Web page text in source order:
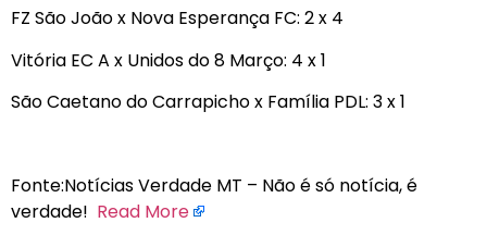
FZ São João x Nova Esperança FC: 2 x 4
Vitória EC A x Unidos do 8 Março: 4 x 1
São Caetano do Carrapicho x Família PDL: 3 x 1
Fonte:Notícias Verdade MT – Não é só notícia, é
verdade! Read More